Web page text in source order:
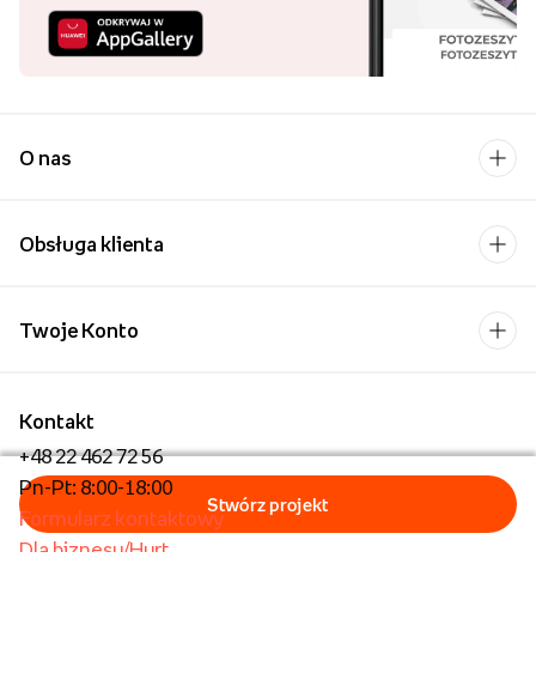
O nas
Obsługa klienta
Kontakt
+48 22 462 72 56
Pn-Pt: 8:00-18:00
Formularz kontaktowy
Dla biznesu/Hurt
Twoje Konto